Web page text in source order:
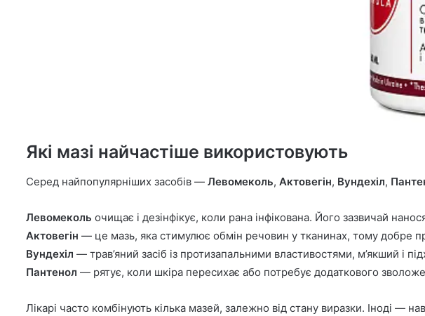
Які мазі найчастіше використовують
Серед найпопулярніших засобів — Левомеколь, Актовегін, Вундехіл,
Левомеколь очищає і дезінфікує, коли рана інфікована. Його зазвичай
Актовегін — це мазь, яка стимулює обмін речовин у тканинах, тому добре
Вундехіл — трав’яний засіб із протизапальними властивостями, м’якший і
Пантенол — рятує, коли шкіра пересихає або потребує додаткового
Лікарі часто комбінують кілька мазей, залежно від стану виразки. Іноді